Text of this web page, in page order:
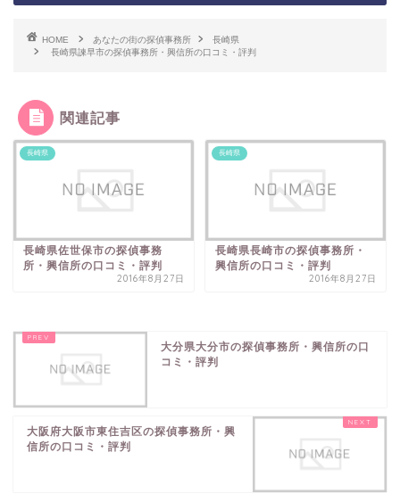
HOME あなたの街の探偵事務所
長崎県
長崎県諫早市の探偵事務所・興信所の口コミ・評判
関連記事
長崎県
長崎県佐世保市の探偵事務
所・興信所の口コミ・評判
2016年8月27日
長崎県
長崎県長崎市の探偵事務所・
興信所の口コミ・評判
2016年8月27日
大分県大分市の探偵事務所・興信所の口
コミ・評判
大阪府大阪市東住吉区の探偵事務所・興
信所の口コミ・評判